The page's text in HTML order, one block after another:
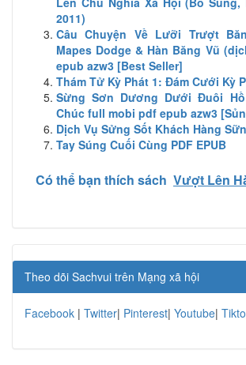
2011)
Câu Chuyện Về Lưỡi Trượt
Mapes Dodge & Hàn Băng Vũ
epub azw3 [Best Seller]
Thám Tử Kỳ Phát 1: Đám Cưới Kỳ
Sừng Sơn Dương Dưới Đuôi
Chúc full mobi pdf epub azw3
Dịch Vụ Sửng Sốt Khách Hàng
Tay Súng Cuối Cùng PDF EPUB
Có thể bạn thích sách Vượt Lên
Theo dõi Sachvui trên Mạng xã hội
Facebook | Twitter| Pinterest| Youtube|